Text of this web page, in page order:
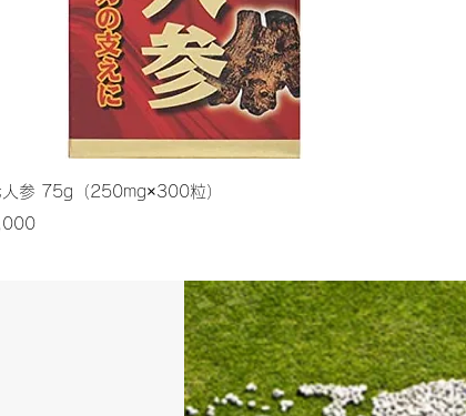
クイックビュー
人参 75g（250mg×300粒）